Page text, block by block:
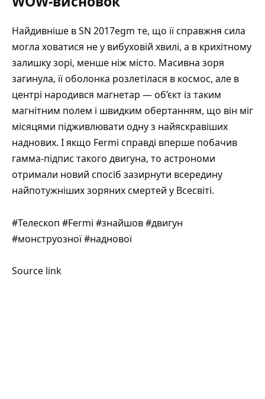
Найдивніше в SN 2017egm те, що її справжня сила
могла ховатися не у вибуховій хвилі, а в крихітному
залишку зорі, менше ніж місто. Масивна зоря
загинула, її оболонка розлетілася в космос, але в
центрі народився магнетар — об’єкт із таким
магнітним полем і швидким обертанням, що він міг
місяцями підживлювати одну з найяскравіших
наднових. І якщо Fermi справді вперше побачив
гамма-підпис такого двигуна, то астрономи
отримали новий спосіб зазирнути всередину
найпотужніших зоряних смертей у Всесвіті.
#Телескоп #Fermi #знайшов #двигун
#монструозної #наднової
Source link